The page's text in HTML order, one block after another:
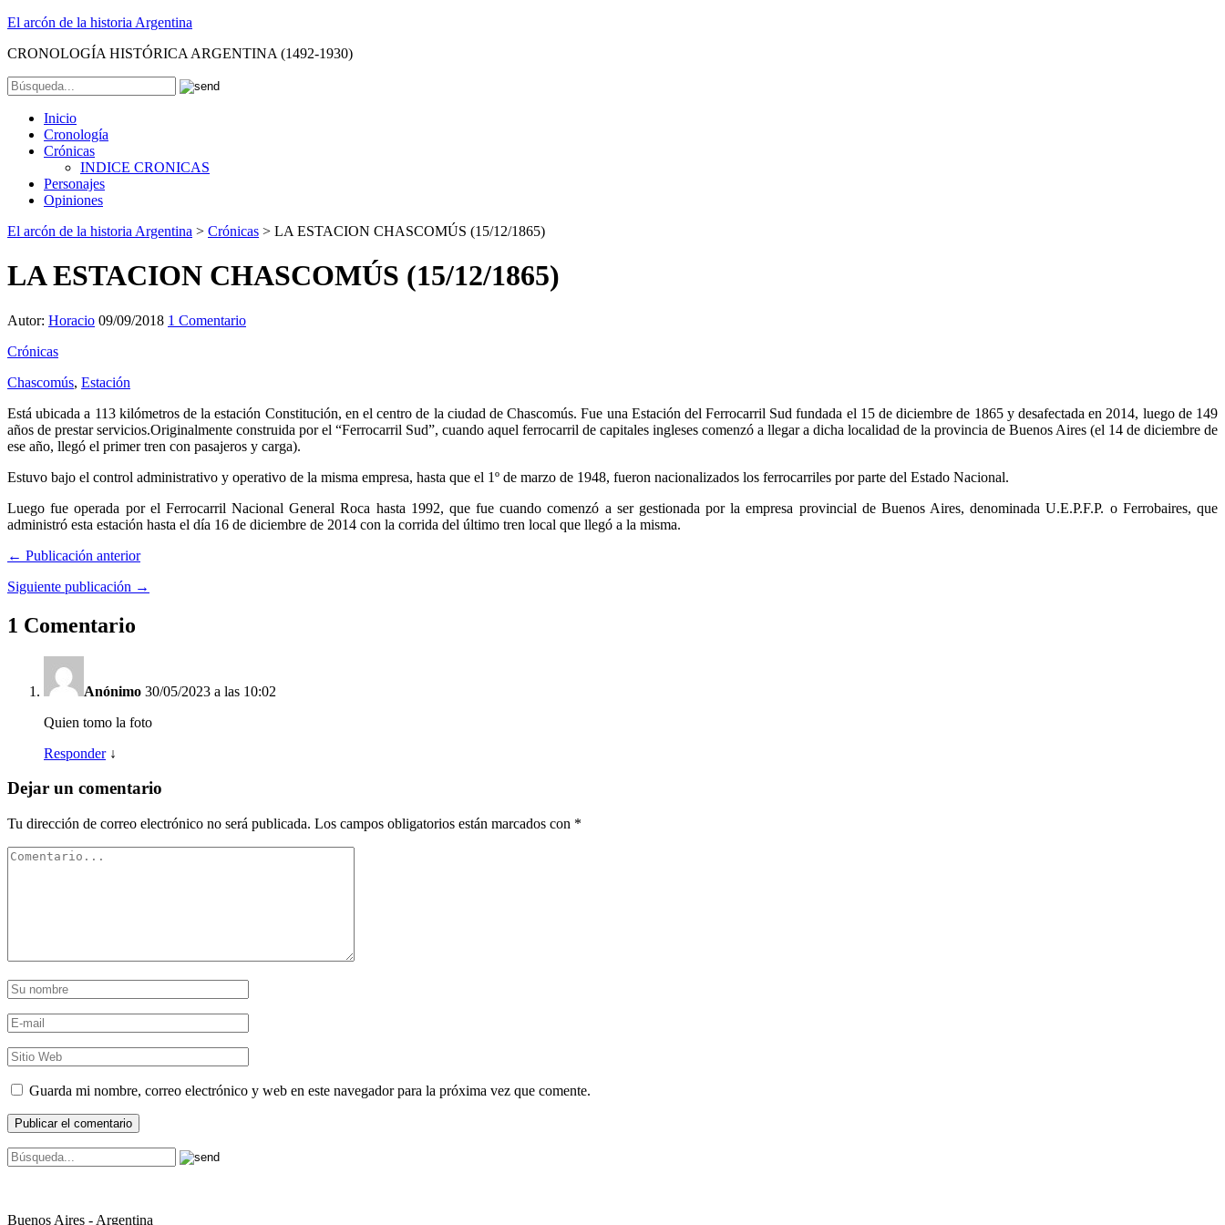
El arcón de la historia Argentina
CRONOLOGÍA HISTÓRICA ARGENTINA (1492-1930)
Inicio
Cronología
Crónicas
INDICE CRONICAS
Personajes
Opiniones
El arcón de la historia Argentina > Crónicas > LA ESTACION CHASCOMÚS (15/12/1865)
LA ESTACION CHASCOMÚS (15/12/1865)
Autor: Horacio 09/09/2018 1 Comentario
Crónicas
Chascomús, Estación
Está ubicada a 113 kilómetros de la estación Constitución, en el centro de la ciudad de Chascomús. Fue una Estación del Ferrocarril Sud fundada el 15 de diciembre de 1865 y desafectada en 2014, luego de 149
años de prestar servicios.Originalmente construida por el “Ferrocarril Sud”, cuando aquel ferrocarril de capitales ingleses comenzó a llegar a dicha localidad de la provincia de Buenos Aires (el 14 de diciembre de
ese año, llegó el primer tren con pasajeros y carga).
Estuvo bajo el control administrativo y operativo de la misma empresa, hasta que el 1º de marzo de 1948, fueron nacionalizados los ferrocarriles por parte del Estado Nacional.
Luego fue operada por el Ferrocarril Nacional General Roca hasta 1992, que fue cuando comenzó a ser gestionada por la empresa provincial de Buenos Aires, denominada U.E.P.F.P. o Ferrobaires, que
administró esta estación hasta el día 16 de diciembre de 2014 con la corrida del último tren local que llegó a la misma.
← Publicación anterior
Siguiente publicación →
1 Comentario
Anónimo 30/05/2023 a las 10:02
Quien tomo la foto
Responder ↓
Dejar un comentario
Tu dirección de correo electrónico no será publicada. Los campos obligatorios están marcados con *
Guarda mi nombre, correo electrónico y web en este navegador para la próxima vez que comente.
Buenos Aires - Argentina